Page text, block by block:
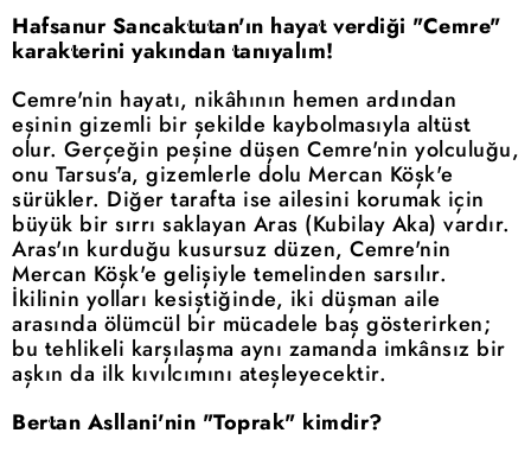
Hafsanur Sancaktutan'ın hayat verdiği "Cemre"
karakterini yakından tanıyalım!
Cemre'nin hayatı, nikâhının hemen ardından
eşinin gizemli bir şekilde kaybolmasıyla altüst
olur. Gerçeğin peşine düşen Cemre'nin yolculuğu,
onu Tarsus'a, gizemlerle dolu Mercan Köşk'e
sürükler. Diğer tarafta ise ailesini korumak için
büyük bir sırrı saklayan Aras (Kubilay Aka) vardır.
Aras'ın kurduğu kusursuz düzen, Cemre'nin
Mercan Köşk'e gelişiyle temelinden sarsılır.
İkilinin yolları kesiştiğinde, iki düşman aile
arasında ölümcül bir mücadele baş gösterirken;
bu tehlikeli karşılaşma aynı zamanda imkânsız bir
aşkın da ilk kıvılcımını ateşleyecektir.
Bertan Asllani'nin "Toprak" kimdir?